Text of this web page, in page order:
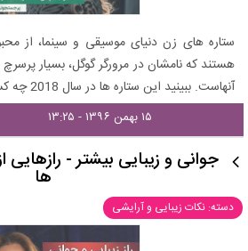
ستاره های زن دنیای موسیقی و سینما، از
هستند که نامشان در مرورگر گوگل، بسیار
آنهاست. ببینید این ستاره ها در سال 2018 چه کسانی هستند.
۱۵ بهمن ۱۳۹۶ - ۱۳:۲۵
جوانی و زیبایی بیشتر - رازهایی
ها
دسته: نکات زیبایی و آرایشی